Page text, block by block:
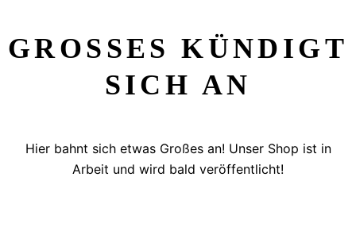
GROSSES KÜNDIGT S
ICH AN
Hier bahnt sich etwas Großes an! Unser Shop ist in
Arbeit und wird bald veröffentlicht!